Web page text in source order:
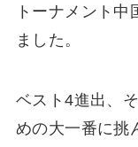
トーナメント
ました。
ベスト4進出、
めの大一番に挑